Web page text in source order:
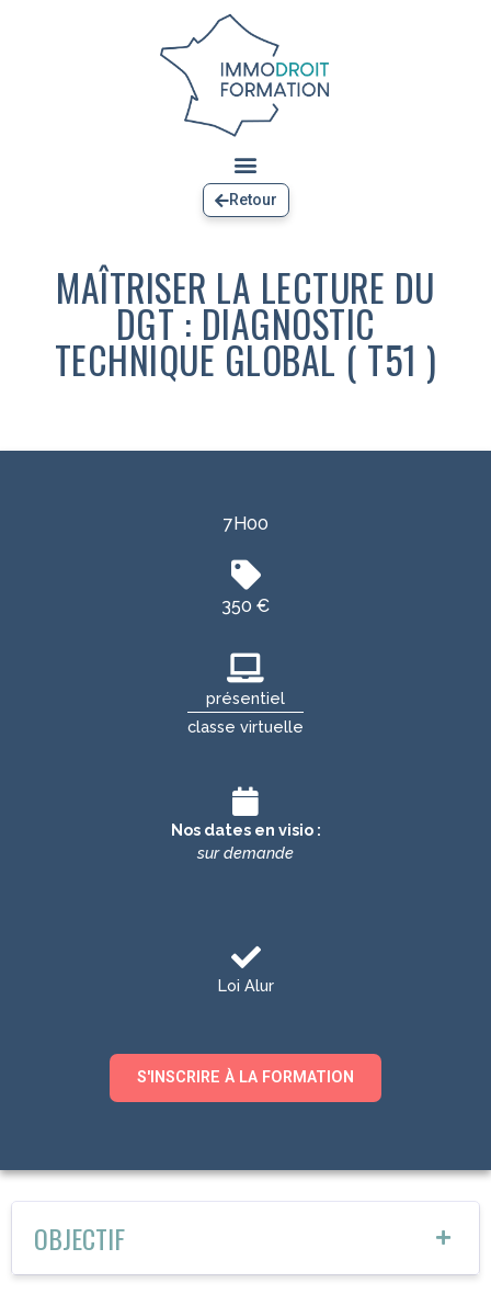
Retour
MAÎTRISER LA LECTURE DU
DGT : DIAGNOSTIC
TECHNIQUE GLOBAL ( T51 )
7H00
350 €
présentiel
classe virtuelle
Nos dates en visio :
sur demande
Loi Alur
S'INSCRIRE À LA FORMATION
OBJECTIF